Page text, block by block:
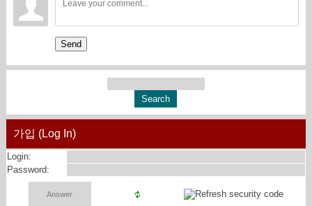
Send
가입 (Log In)
Login:
Password: